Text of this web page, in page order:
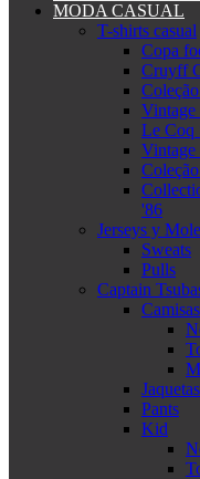
MODA CASUAL
T-shirts casual
Copa
Cruyff
Le Coq
'86
Jerseys y
Sweats
Pulls
Captain
Camisas
Jaquetas
Pants
Kid